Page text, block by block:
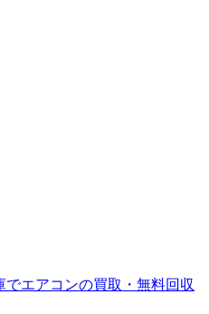
でエアコンの買取・無料回収